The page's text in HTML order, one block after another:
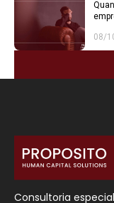
08/
Consultoria